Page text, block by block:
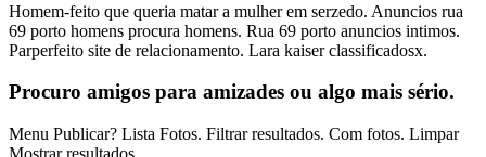
Homem-feito que queria matar a mulher em serzedo. Anuncios rua
69 porto homens procura homens. Rua 69 porto anuncios intimos.
Parperfeito site de relacionamento. Lara kaiser classificadosx.
Procuro amigos para amizades ou algo mais sério.
Menu Publicar? Lista Fotos. Filtrar resultados. Com fotos. Limpar
Mostrar resultados.